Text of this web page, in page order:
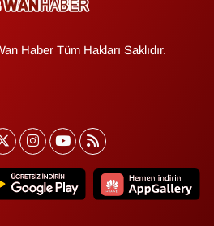
Haber Tüm Hakları Saklıdır.